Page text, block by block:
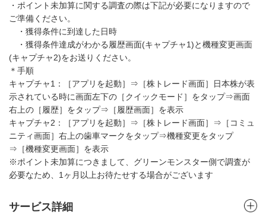
・ポイント未加算に関する調査の際は下記が必要になりますので
ご準備ください。
・獲得条件に到達した日時
・獲得条件達成がわかる履歴画面(キャプチャ1)と機種変更画面
(キャプチャ2)をお送りください。
＊手順
キャプチャ1：［アプリを起動］⇒［株トレード画面］日本株が表
示されている時に画面左下の［クイックモード］をタップ⇒画面
右上の［履歴］をタップ⇒［履歴画面］を表示
キャプチャ2：［アプリを起動］⇒［株トレード画面］⇒［コミュ
ニティ画面］右上の歯車マークをタップ⇒機種変更をタップ
⇒［機種変更画面］を表示
※ポイント未加算につきまして、グリーンモンスター側で調査が
必要なため、1ヶ月以上お待たせする場合がございます
サービス詳細